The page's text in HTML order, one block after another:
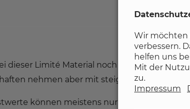
Wir möchten
verbessern.
helfen uns
Mit der
zu.
Impressum
dieser Limité Material noch nicht zerstört
nehmen aber mit steigender
können meistens nur von